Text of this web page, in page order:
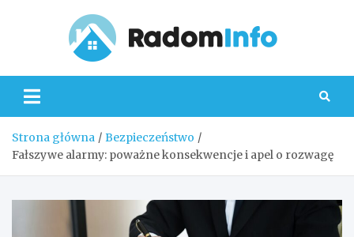
Strona główna
Bezpieczeństwo
Fałszywe alarmy: poważne konsekwencje i apel o rozwagę